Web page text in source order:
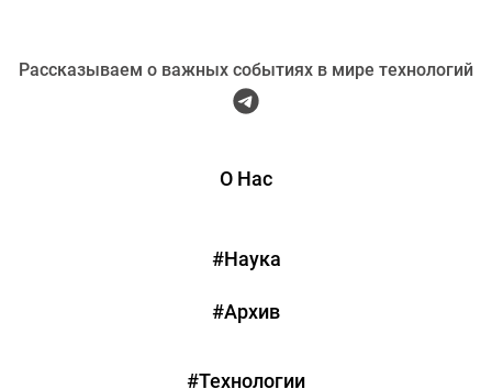
Рассказываем о важных событиях в мире технологий
О Нас
#Наука
#Архив
#Технологии